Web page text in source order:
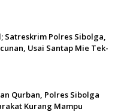
Satreskrim Polres Sibolga,
Usai Santap Mie Tek-
Qurban, Polres Sibolga
Kurang Mampu